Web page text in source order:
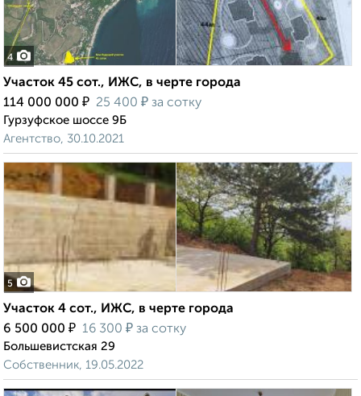
4
Участок 45 сот., ИЖС, в черте города
114 000 000 ₽ 25 400 ₽ за сотку
Гурзуфское шоссе 9Б
Агентство, 30.10.2021
5
Участок 4 сот., ИЖС, в черте города
6 500 000 ₽ 16 300 ₽ за сотку
Большевистская 29
Собственник, 19.05.2022